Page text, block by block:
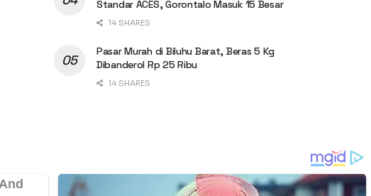
Standar ACES, Gorontalo Masuk 15 Besar
14 SHARES
Pasar Murah di Biluhu Barat, Beras 5 Kg
Dibanderol Rp 25 Ribu
14 SHARES